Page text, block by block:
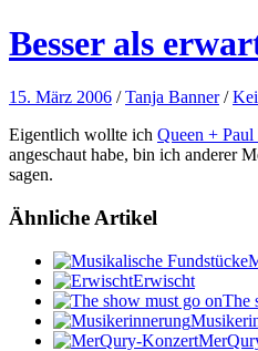
Besser als
15. März 2006 /Tanja Banner /
Eigentlich wollte ich Queen + Paul
angeschaut habe, bin ich anderer
sagen.
Ähnliche Artikel
Erwischt
The